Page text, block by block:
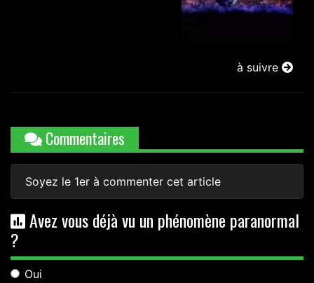
à suivre
Commentaires
Soyez le 1er à commenter cet article
Avez vous déjà vu un phénomène paranormal
?
Oui